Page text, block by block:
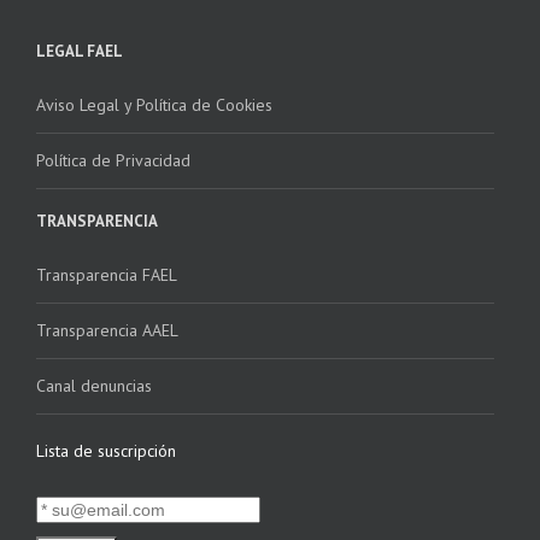
LEGAL FAEL
Aviso Legal y Política de Cookies
Política de Privacidad
TRANSPARENCIA
Transparencia FAEL
Transparencia AAEL
Canal denuncias
Lista de suscripción